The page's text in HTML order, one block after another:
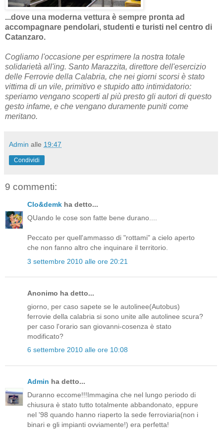
...dove una moderna vettura è sempre pronta ad
accompagnare pendolari, studenti e turisti nel centro di
Catanzaro.
Cogliamo l'occasione per esprimere la nostra totale
solidarietà all'ing. Santo Marazzita, direttore dell'esercizio
delle Ferrovie della Calabria, che nei giorni scorsi è stato
vittima di un vile, primitivo e stupido atto intimidatorio:
speriamo vengano scoperti al più presto gli autori di questo
gesto infame, e che vengano duramente puniti come
meritano.
Admin alle 19:47
Condividi
9 commenti:
Clo&demk ha detto...
QUando le cose son fatte bene durano....
Peccato per quell'ammasso di "rottami" a cielo aperto
che non fanno altro che inquinare il territorio.
3 settembre 2010 alle ore 20:21
Anonimo ha detto...
giorno, per caso sapete se le autolinee(Autobus)
ferrovie della calabria si sono unite alle autolinee scura?
per caso l'orario san giovanni-cosenza è stato
modificato?
6 settembre 2010 alle ore 10:08
Admin ha detto...
Duranno eccome!!!Immagina che nel lungo periodo di
chiusura è stato tutto totalmente abbandonato, eppure
nel '98 quando hanno riaperto la sede ferroviaria(non i
binari e gli impianti ovviamente!) era perfetta!